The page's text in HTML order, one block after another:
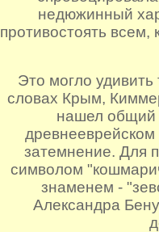
недюжинный
противостоять
Это могло удивить
словах Крым,
нашел общий
затемнение. Для
символом
знаменем -
Александра